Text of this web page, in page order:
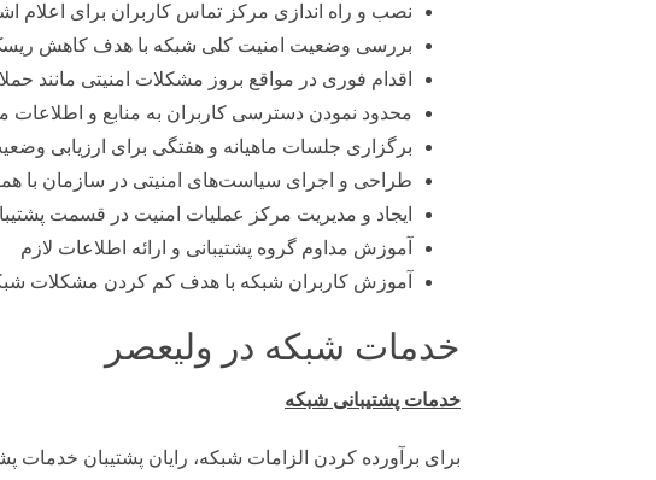
نصب و راه اندازی مرکز تماس کاربران برای اعلام
بررسی وضعیت امنیت کلی شبکه با هدف کاهش
اقدام فوری در مواقع بروز مشکلات امنیتی مانند
محدود نمودن دسترسی کاربران به منابع و اطلاعات
برگزاری جلسات ماهیانه و هفتگی برای ارزیابی
طراحی و اجرای سیاست‌های امنیتی در سازمان با
ایجاد و مدیریت مرکز عملیات امنیت در قسمت
آموزش مداوم گروه پشتیبانی و ارائه اطلاعات لازم
آموزش کاربران شبکه با هدف کم کردن مشکلات
خدمات شبکه در ولیعصر
خدمات پشتیبانی شبکه
برای برآورده کردن الزامات شبکه، رایان پشتیبان خدمات